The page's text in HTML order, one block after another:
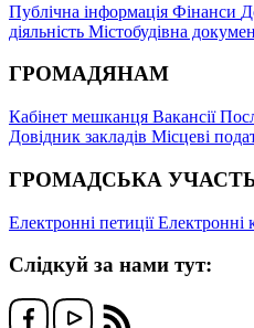
Публічна інформація Фінанси
діяльність Містобудівна
ГРОМАДЯНАМ
Кабінет мешканця Вакансії
Довідник закладів Місцеві
ГРОМАДСЬКА
Електронні петиціїЕлектронні
Слідкуй за нами тут: